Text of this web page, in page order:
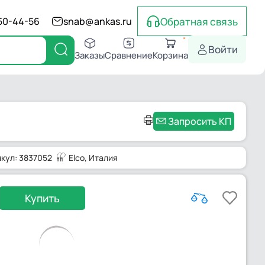
44-56 snab@ankas.ru Обратная связь
ЗаказыСравнениеКорзина Войти
Запросить КП
3837052 Elco, Италия
Купить